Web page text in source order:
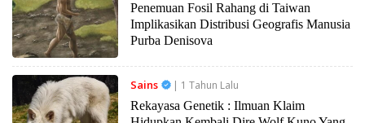
Penemuan Fosil Rahang di Taiwan
Implikasikan Distribusi Geografis Manusia
Purba Denisova
Sains
| 1 Tahun Lalu
Rekayasa Genetik : Ilmuan Klaim